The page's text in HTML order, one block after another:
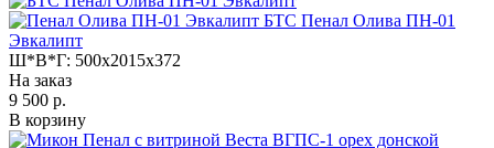
БТС Пенал Олива ПН-01
Эвкалипт
Ш*В*Г: 500x2015x372
На заказ
9 500 р.
В корзину